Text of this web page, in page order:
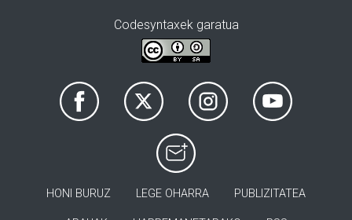
Codesyntaxek garatua
HONI BURUZ LEGE OHARRA PUBLIZITATEA